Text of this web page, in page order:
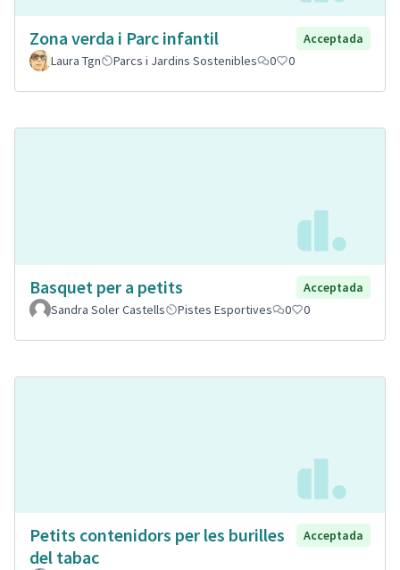
Zona verda i Parc infantil
Acceptada
Laura Tgn
Parcs i Jardins Sostenibles 0 0
Basquet per a petits
Acceptada
Sandra Soler Castells
Pistes Esportives 0 0
Petits contenidors per les burilles
del tabac
Acceptada